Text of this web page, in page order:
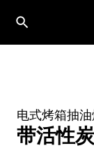
电式烤箱抽
带活性